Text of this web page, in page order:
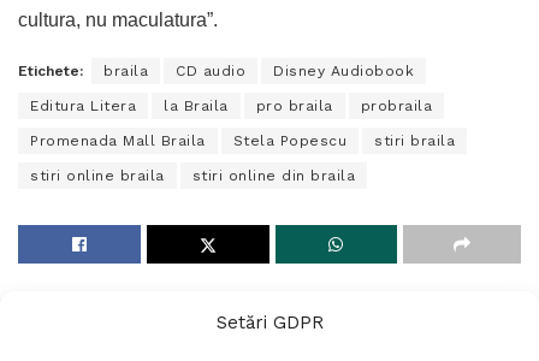
Setări GDPR
cultura, nu maculatura”.
Etichete: braila CD audio Disney Audiobook
Editura Litera la Braila pro braila probraila
Promenada Mall Braila Stela Popescu stiri braila
stiri online braila stiri online din braila